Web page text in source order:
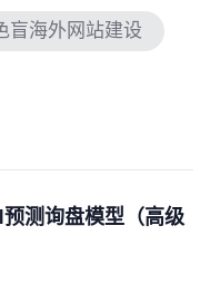
盲海外网站建设
测询盘模型（高级